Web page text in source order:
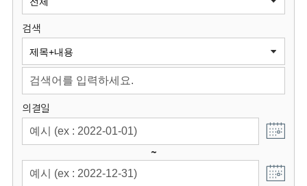
원
회
검색
의결일
~